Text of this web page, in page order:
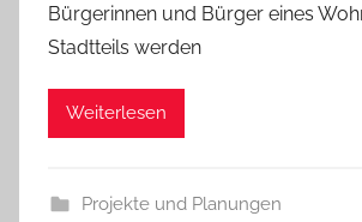
Bürgerinnen und Bürger eines
Stadtteils werden
Weiterlesen
Projekte und Planungen